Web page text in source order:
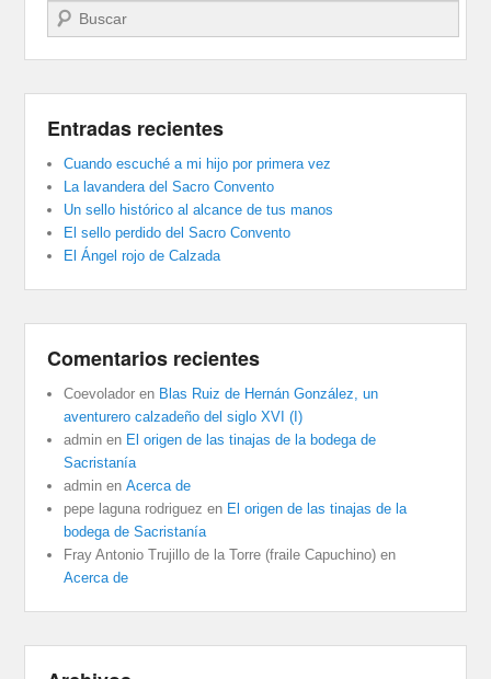
Buscar
Entradas recientes
Cuando escuché a mi hijo por primera vez
La lavandera del Sacro Convento
Un sello histórico al alcance de tus manos
El sello perdido del Sacro Convento
El Ángel rojo de Calzada
Comentarios recientes
Coevolador en Blas Ruiz de Hernán González, un
aventurero calzadeño del siglo XVI (I)
admin en El origen de las tinajas de la bodega de
Sacristanía
admin enAcerca de
pepe laguna rodriguez en El origen de las tinajas de la
bodega de Sacristanía
Fray Antonio Trujillo de la Torre (fraile Capuchino) en
Acerca de